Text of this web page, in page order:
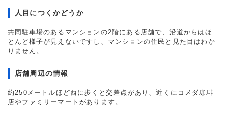
人目につくかどうか
共同駐車場のあるマンションの2階にある店舗で、沿道からはほ
とんど様子が見えないですし、マンションの住民と見た目はわか
りません。
店舗周辺の情報
約250メートルほど西に歩くと交差点があり、近くにコメダ珈琲
店やファミリーマートがあります。